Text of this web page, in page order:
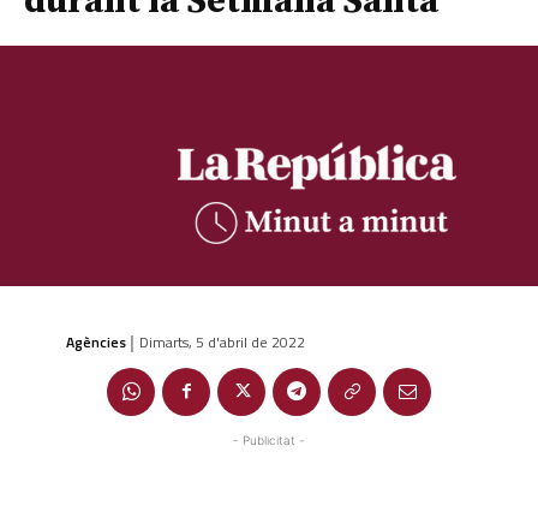
Agències | Dimarts, 5 d'abril de 2022
- Publicitat -